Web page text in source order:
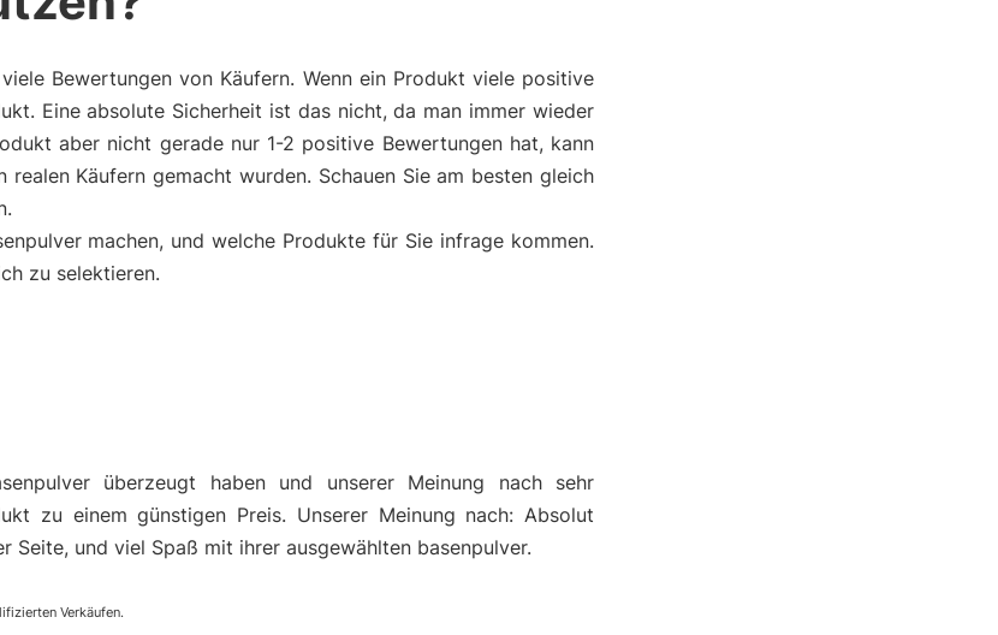
Bewertungen von Käufern. Wenn ein Produkt viele positive
Eine absolute Sicherheit ist das nicht, da man immer wieder
aber nicht gerade nur 1-2 positive Bewertungen hat, kann
Käufern gemacht wurden. Schauen Sie am besten gleich
machen, und welche Produkte für Sie infrage kommen.
zu selektieren.
überzeugt haben und unserer Meinung nach sehr
zu einem günstigen Preis. Unserer Meinung nach: Absolut
Seite, und viel Spaß mit ihrer ausgewählten basenpulver.
Verkäufen.